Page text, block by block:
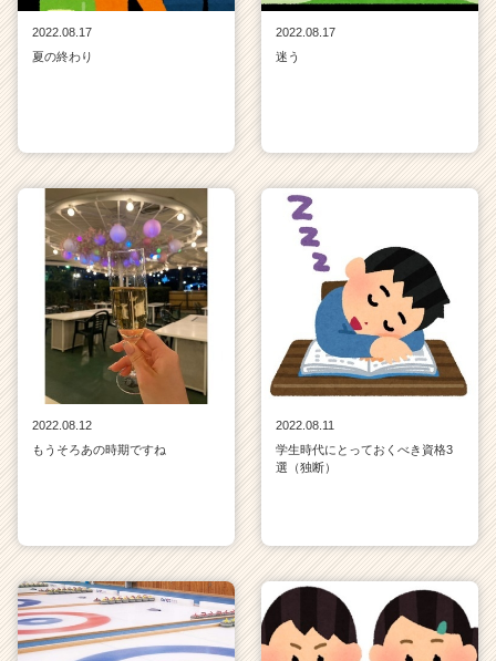
2022.08.17
夏の終わり
2022.08.17
迷う
2022.08.12
もうそろあの時期ですね
2022.08.11
学生時代にとっておくべき資格3
選（独断）